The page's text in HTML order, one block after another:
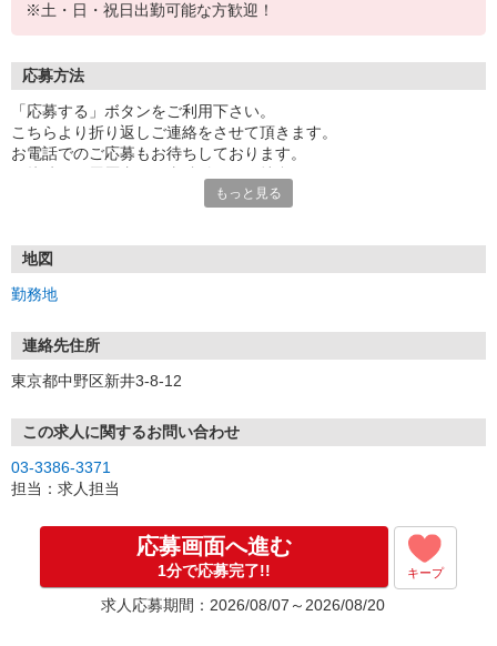
※土・日・祝日出勤可能な方歓迎！
応募方法
「応募する」ボタンをご利用下さい。
こちらより折り返しご連絡をさせて頂きます。
お電話でのご応募もお待ちしております。
もっと見る
地図
勤務地
連絡先住所
東京都中野区新井3-8-12
この求人に関するお問い合わせ
03-3386-3371
担当：求人担当
応募画面へ進む
1分で応募完了!! キープ
求人応募期間：2026/08/07～2026/08/20